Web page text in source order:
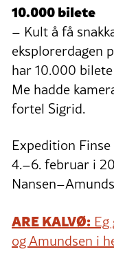
10.000 bilete
– Kult å få
eksplorerdagen
har 10.000
Me hadde
fortel Sigrid.
Expedition
4.–6. februar i
ARE KALVØ:
og Amundsen i